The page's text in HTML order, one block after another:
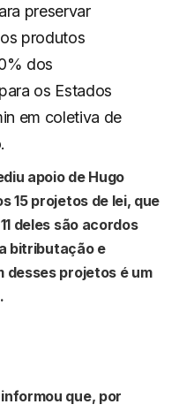
preservar
produtos
dos
os Estados
em coletiva de
apoio de Hugo
15 projetos de lei, que
deles são acordos
bitributação e
desses projetos é um
que, por